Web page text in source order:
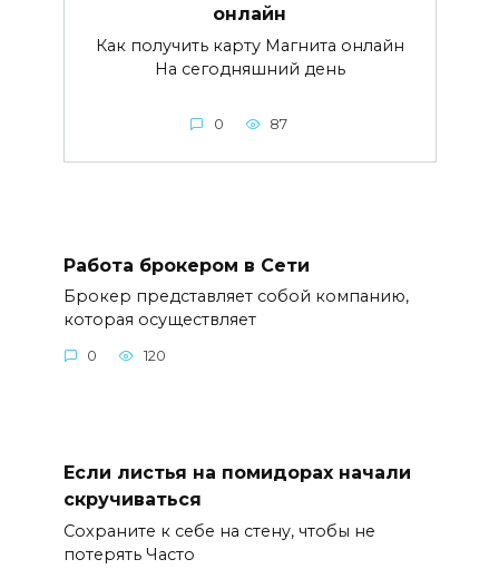
онлайн
Как получить карту Магнита онлайн
На сегодняшний день
0 87
Работа брокером в Сети
Брокер представляет собой компанию,
которая осуществляет
0 120
Если листья на помидорах начали
скручиваться
Сoxpaнитe к ceбe нa cтeнy, чтoбы нe
пoтepять Часто